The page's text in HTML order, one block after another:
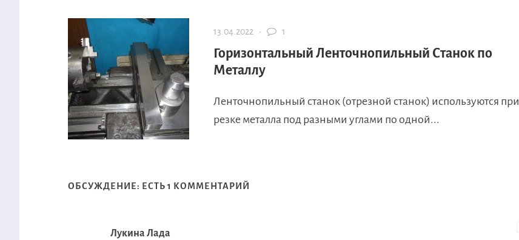
13.04.2022 · 1
Горизонтальный Ленточнопильный Станок по
Металлу
Ленточнопильный станок (отрезной станок) используются при
резке металла под разными углами по одной...
ОБСУЖДЕНИЕ: ЕСТЬ 1 КОММЕНТАРИЙ
Лукина Лада